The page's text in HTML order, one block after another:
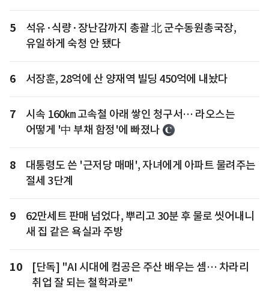
5
석유·식량·장난감까지 총괄 北 군수동원총국장,
유일하게 숙청 안 됐다
6 서장훈, 28억에 산 양재역 빌딩 450억에 내놨다
7
시속 160㎞ 고속철 아래 쌓인 청구서… 라오스는
어떻게 '中 부채 함정'에 빠졌나
8
대통령도 쓴 '근저당 매매', 자녀에게 아파트 물려주는
절세 3단계
9
62만세트 판매 넘었다, 뿌리고 30분 후 물로 씻어내니
새 집 같은 욕실과 주방
10
[단독] "AI 시대에 컴공은 주산 배우는 셈… 차라리
취업 잘 되는 철학과로"